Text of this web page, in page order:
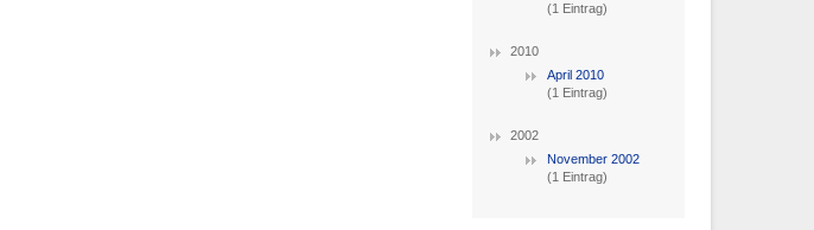
(1 Eintrag)
2010
April 2010
(1 Eintrag)
2002
November 2002
(1 Eintrag)